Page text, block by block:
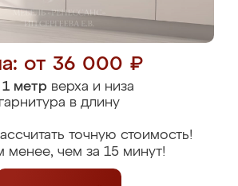
от 36 000 ₽
1 метрверха и низа
гарнитура в длину
точную стоимость!
менее, чем за 15 минут!